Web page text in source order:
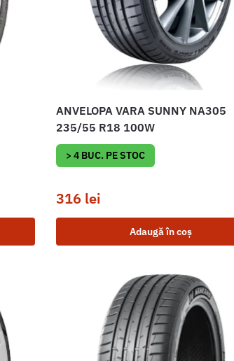
ANVELOPA VARA SUNNY NA305
235/55 R18 100W
> 4 BUC. PE STOC
316 lei
Adaugă în coș